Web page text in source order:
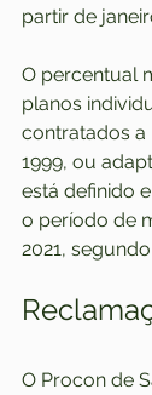
partir de
O percentual
planos
contratados a
1999, ou
está definido
o período de
2021,
O Procon de